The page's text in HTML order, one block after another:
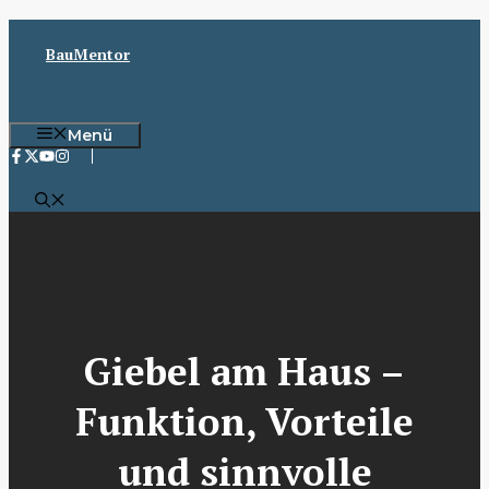
InhaltBauMentor
Menü
Giebel am Haus –
Funktion, Vorteile
und sinnvolle